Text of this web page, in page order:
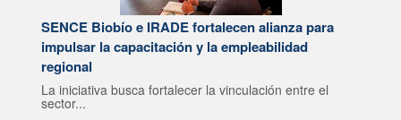
SENCE Biobío e IRADE fortalecen alianza para
impulsar la capacitación y la empleabilidad
regional
La iniciativa busca fortalecer la vinculación entre el
sector...